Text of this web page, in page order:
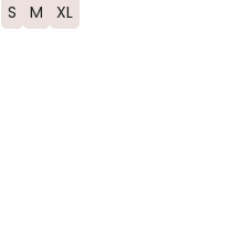
S M XL